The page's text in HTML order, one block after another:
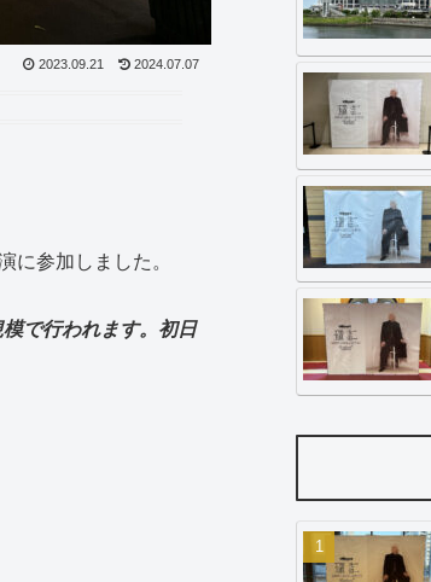
2023.09.21 2024.07.07
に参加しました。
で行われます。初日